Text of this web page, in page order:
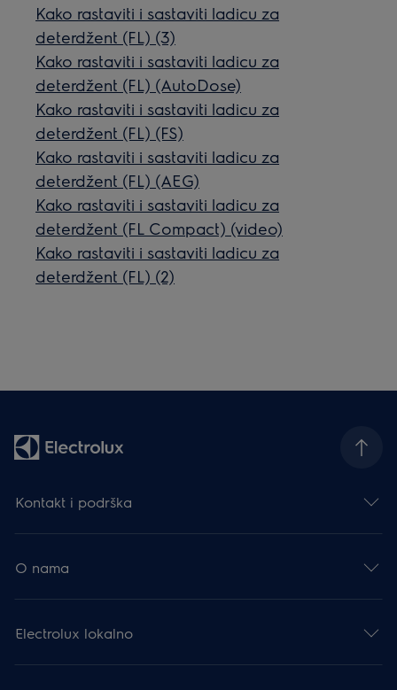
Kako rastaviti i sastaviti ladicu za
deterdžent (FL) (3)
Kako rastaviti i sastaviti ladicu za
deterdžent (FL) (AutoDose)
Kako rastaviti i sastaviti ladicu za
deterdžent (FL) (FS)
Kako rastaviti i sastaviti ladicu za
deterdžent (FL) (AEG)
Kako rastaviti i sastaviti ladicu za
deterdžent (FL Compact) (video)
Kako rastaviti i sastaviti ladicu za
deterdžent (FL) (2)
Kontakt i podrška
O nama
Electrolux lokalno